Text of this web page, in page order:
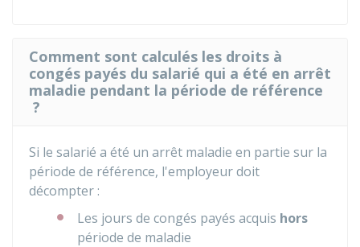
Comment sont calculés les droits à
congés payés du salarié qui a été en arrêt
maladie pendant la période de référence
?
Si le salarié a été un arrêt maladie en partie sur la
période de référence, l'employeur doit
décompter :
Les jours de congés payés acquis hors
période de maladie